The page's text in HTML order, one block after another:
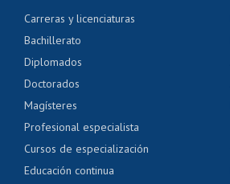
Carreras y licenciaturas
Bachillerato
Diplomados
Doctorados
Magísteres
Profesional especialista
Cursos de especialización
Educación continua